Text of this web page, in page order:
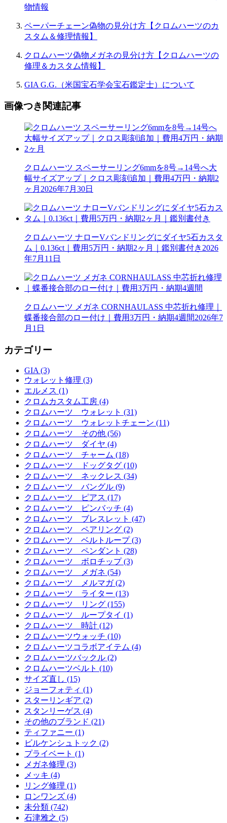
物情報
ペーパーチェーン偽物の見分け方【クロムハーツのカ
スタム＆修理情報】
クロムハーツ偽物メガネの見分け方【クロムハーツの
修理＆カスタム情報】
GIA G.G.（米国宝石学会宝石鑑定士）について
画像つき関連記事
クロムハーツ スペーサーリング6mmを8号→14号へ大
幅サイズアップ｜クロス彫刻追加｜費用4万円・納期2
ヶ月 2026年7月30日
クロムハーツ ナローVバンドリングにダイヤ5石カスタ
ム｜0.136ct｜費用5万円・納期2ヶ月｜鑑別書付き 2026
年7月11日
クロムハーツ メガネ CORNHAULASS 中芯折れ修理｜
蝶番接合部のロー付け｜費用3万円・納期4週間2026年7
月1日
カテゴリー
GIA (3)
ウォレット修理 (3)
エルメス (1)
クロムカスタム工房 (4)
クロムハーツ ウォレット (31)
クロムハーツ ウォレットチェーン (11)
クロムハーツ その他 (56)
クロムハーツ ダイヤ (4)
クロムハーツ チャーム (18)
クロムハーツ ドッグタグ (10)
クロムハーツ ネックレス (34)
クロムハーツ バングル (9)
クロムハーツ ピアス (17)
クロムハーツ ピンバッチ (4)
クロムハーツ ブレスレット (47)
クロムハーツ ペアリング (2)
クロムハーツ ベルトループ (3)
クロムハーツ ペンダント (28)
クロムハーツ ボロチップ (3)
クロムハーツ メガネ (54)
クロムハーツ メルマガ (2)
クロムハーツ ライター (13)
クロムハーツ リング (155)
クロムハーツ ループタイ (1)
クロムハーツ 時計 (12)
クロムハーツウォッチ (10)
クロムハーツコラボアイテム (4)
クロムハーツバックル (2)
クロムハーツベルト (10)
サイズ直し (15)
ジョーフォティ (1)
スターリンギア (2)
スタンリーゲス (4)
その他のブランド (21)
ティファニー (1)
ビルケンシュトック (2)
プライベート (1)
メガネ修理 (3)
メッキ (4)
リング修理 (1)
ロンワンズ (4)
未分類 (742)
石津雅之 (5)